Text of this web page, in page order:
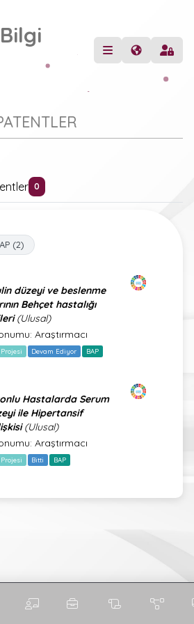
0
(2)
düzeyi ve beslenme
Behçet hastalığı
(Ulusal)
Araştırmacı
Devam Ediyor BAP
Hastalarda Serum
ile Hipertansif
(Ulusal)
Araştırmacı
Bitti BAP